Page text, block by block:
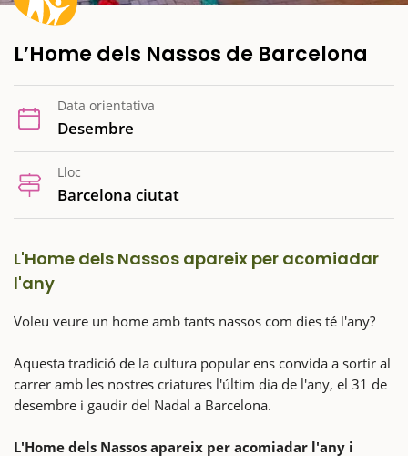
L’Home dels Nassos de Barcelona
Data orientativa
Desembre
Lloc
Barcelona ciutat
L'Home dels Nassos apareix per acomiadar
l'any
Voleu veure un home amb tants nassos com dies té l'any?
Aquesta tradició de la cultura popular ens convida a sortir al
carrer amb les nostres criatures l'últim dia de l'any, el 31 de
desembre i gaudir del Nadal a Barcelona.
L'Home dels Nassos apareix per acomiadar l'any i